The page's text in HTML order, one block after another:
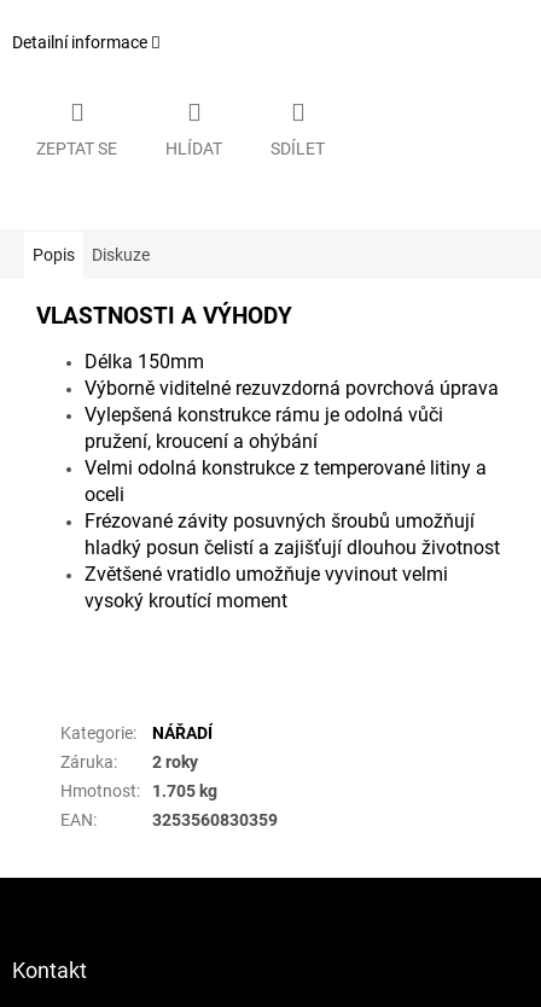
Detailní informace
ZEPTAT SE HLÍDAT SDÍLET
Popis Diskuze
VLASTNOSTI A VÝHODY
Délka 150mm
Výborně viditelné rezuvzdorná povrchová úprava
Vylepšená konstrukce rámu je odolná vůči
pružení, kroucení a ohýbání
Velmi odolná konstrukce z temperované litiny a
oceli
Frézované závity posuvných šroubů umožňují
hladký posun čelistí a zajišťují dlouhou životnost
Zvětšené vratidlo umožňuje vyvinout velmi
vysoký kroutící moment
Kategorie:
NÁŘADÍ
Záruka:
2 roky
Hmotnost:
1.705 kg
EAN: 3253560830359
Kontakt